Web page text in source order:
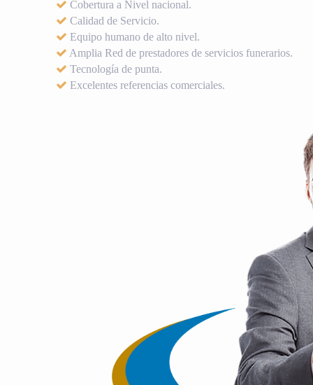
Cobertura a Nivel nacional.
Calidad de Servicio.
Equipo humano de alto nivel.
Amplia Red de prestadores de servicios funerarios.
Tecnología de punta.
Excelentes referencias comerciales.